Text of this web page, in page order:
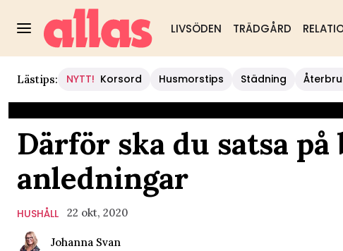
LIVSÖDEN TRÄDGÅRD
Lästips: NYTT! Korsord Husmorstips Städning
Därför ska du satsa
anledningar
HUSHÅLL 22 okt, 2020
Johanna Svan